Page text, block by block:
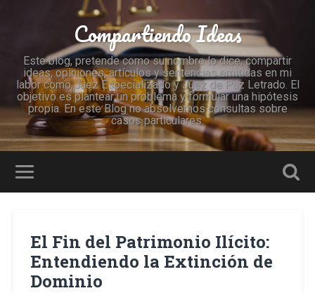
Compartiendo Ideas
Este blog, pretende como su nombre lo dice, compartir
ideas, opiniones, artículos y sentencias emitidas en mi
labor como Juez Especializado y Juez de Paz Letrado. El
objetivo es plantear un problema y formular una hipótesis
propia. En este Blog no absolvemos consultas sobre
casos particulares.
El Fin del Patrimonio Ilícito:
Entendiendo la Extinción de
Dominio